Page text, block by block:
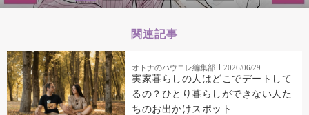
関連記事
オトナのハウコレ編集部 2026/06/29
実家暮らしの人はどこでデートして
るの？ひとり暮らしができない人た
ちのお出かけスポット